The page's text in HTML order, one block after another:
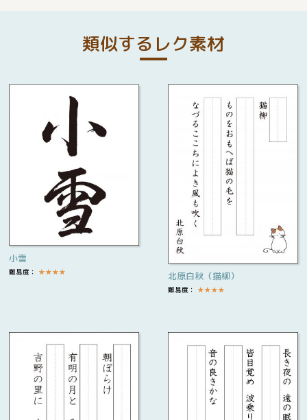
類似するレク素材
小雪
難易度： ★★★★ 北原白秋（猫柳）
難易度： ★★★★